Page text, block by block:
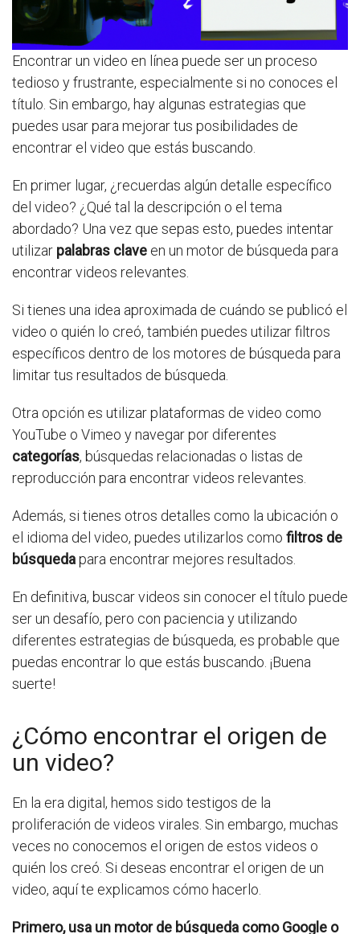
Encontrar un video en línea puede ser un proceso
tedioso y frustrante, especialmente si no conoces el
título. Sin embargo, hay algunas estrategias que
puedes usar para mejorar tus posibilidades de
encontrar el video que estás buscando.
En primer lugar, ¿recuerdas algún detalle específico
del video? ¿Qué tal la descripción o el tema
abordado? Una vez que sepas esto, puedes intentar
utilizar palabras clave en un motor de búsqueda para
encontrar videos relevantes.
Si tienes una idea aproximada de cuándo se publicó el
video o quién lo creó, también puedes utilizar filtros
específicos dentro de los motores de búsqueda para
limitar tus resultados de búsqueda.
Otra opción es utilizar plataformas de video como
YouTube o Vimeo y navegar por diferentes
categorías, búsquedas relacionadas o listas de
reproducción para encontrar videos relevantes.
Además, si tienes otros detalles como la ubicación o
el idioma del video, puedes utilizarlos como filtros de
búsquedapara encontrar mejores resultados.
En definitiva, buscar videos sin conocer el título puede
ser un desafío, pero con paciencia y utilizando
diferentes estrategias de búsqueda, es probable que
puedas encontrar lo que estás buscando. ¡Buena
suerte!
¿Cómo encontrar el origen de
un video?
En la era digital, hemos sido testigos de la
proliferación de videos virales. Sin embargo, muchas
veces no conocemos el origen de estos videos o
quién los creó. Si deseas encontrar el origen de un
video, aquí te explicamos cómo hacerlo.
Primero, usa un motor de búsqueda como Google o